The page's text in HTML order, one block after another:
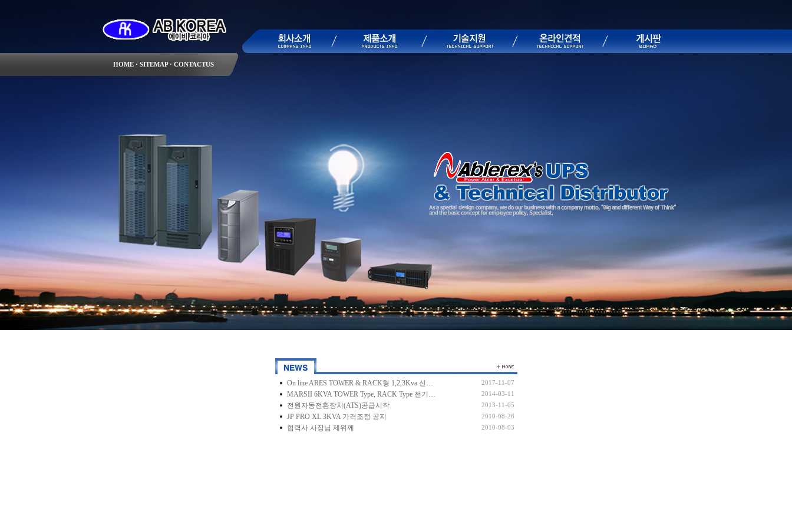
HOME SITEMAP CONTACTUS
On line ARES TOWER & RACK형 1,2,3Kva 신… 2017-11-07
MARSII 6KVA TOWER Type, RACK Type 전기… 2014-03-11
전원자동전환장치(ATS)공급시작 2013-11-05
JP PRO XL 3KVA 가격조정 공지 2010-08-26
협력사 사장님 제위께 2010-08-03